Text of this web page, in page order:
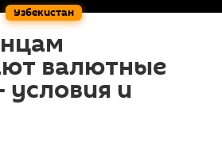
Узбекистан
валютные
и